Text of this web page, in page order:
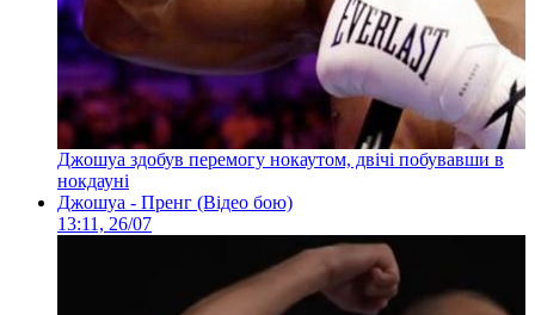
Джошуа здобув перемогу нокаутом, двічі побувавши в
нокдауні
Джошуа - Пренг (Відео бою)
13:11, 26/07